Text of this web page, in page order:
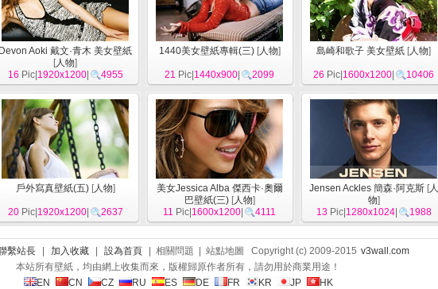
Devon Aoki 戴文·青木 美女壁紙
[人物]
16 Pic| 1920x1200| 4955
1440美女壁紙專輯(三)[人物]
21 Pic| 1440x900 2099
島崎和歌子 美女壁紙 [人物]
26 Pic| 1600x1200 10406
戶外寫真壁紙(五)[人物]
20Pic| 1920x1200| 2637
美女Jessica Alba 傑西卡·奧爾
巴壁紙(三)[人物]
11 Pic| 1600x1200 4111
Jensen Ackles 簡森·阿克斯[人
物]
13Pic| 1280x1024| 1988
繫站長 加入收藏 設為首頁 | 相關問題 | 站點地圖 Copyright (c) 2009-2015 v3wall.com
本站所有壁紙，均由網上收集而來，版權歸原作者所有，請勿用於商業用途！
EN
CN CZ RU ES DE FR KR JP HK